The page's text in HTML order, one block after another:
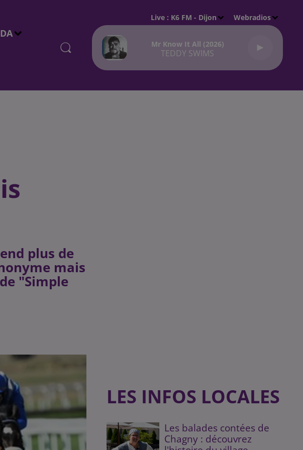
Live : K6 FM - Dijon Webradios
Mr Know It All (2026)
TEDDY SWIMS
plus de
mais
"Simple
LES INFOS LOCALES
Les balades contées de
Chagny : découvrez